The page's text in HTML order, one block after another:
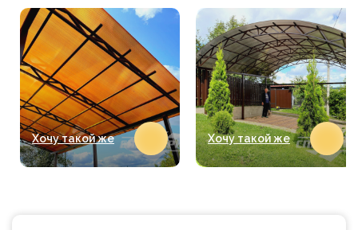
Хочу такой же Хочу такой же